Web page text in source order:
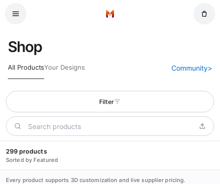
Početna
Shop
All ProductsYour Designs Community>
Filter
299 products
Sorted by Featured
Every product supports 3D customization and live supplier pricing.